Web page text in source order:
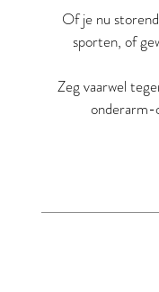
Of je nu
sporten, of
Zeg vaarwel